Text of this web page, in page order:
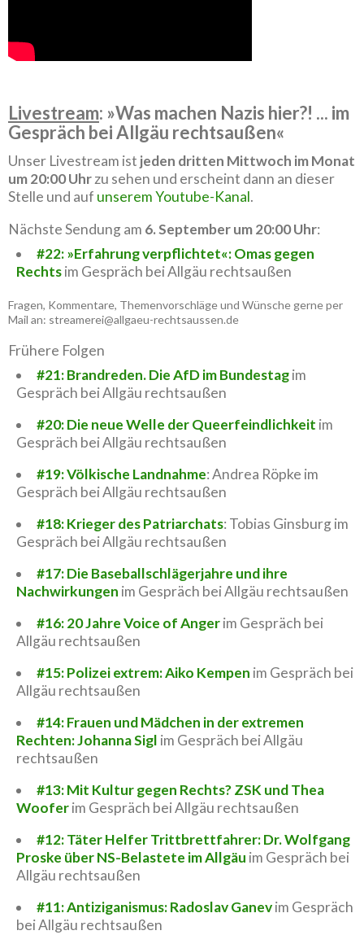
Livestream: »Was machen Nazis hier?! ... im
Gespräch bei Allgäu rechtsaußen«
Unser Livestream ist jeden dritten Mittwoch im Monat
um 20:00 Uhrzu sehen und erscheint dann an dieser
Stelle und auf unserem Youtube-Kanal.
Nächste Sendung am 6. September um 20:00 Uhr:
#22: »Erfahrung verpflichtet«: Omas gegen
Rechtsim Gespräch bei Allgäu rechtsaußen
Fragen, Kommentare, Themenvorschläge und Wünsche gerne per
Mail an: streamerei@allgaeu-rechtsaussen.de
Frühere Folgen
#21: Brandreden. Die AfD im Bundestagim
Gespräch bei Allgäu rechtsaußen
#20: Die neue Welle der Queerfeindlichkeit im
Gespräch bei Allgäu rechtsaußen
#19: Völkische Landnahme: Andrea Röpke im
Gespräch bei Allgäu rechtsaußen
#18: Krieger des Patriarchats: Tobias Ginsburg im
Gespräch bei Allgäu rechtsaußen
#17: Die Baseballschlägerjahre und ihre
Nachwirkungen im Gespräch bei Allgäu rechtsaußen
#16: 20 Jahre Voice of Angerim Gespräch bei
Allgäu rechtsaußen
#15: Polizei extrem: Aiko Kempen im Gespräch bei
Allgäu rechtsaußen
#14: Frauen und Mädchen in der extremen
Rechten: Johanna Sigl im Gespräch bei Allgäu
rechtsaußen
#13: Mit Kultur gegen Rechts? ZSK und Thea
Wooferim Gespräch bei Allgäu rechtsaußen
#12: Täter Helfer Trittbrettfahrer: Dr. Wolfgang
Proske über NS-Belastete im Allgäu im Gespräch bei
Allgäu rechtsaußen
#11: Antiziganismus: Radoslav Ganevim Gespräch
bei Allgäu rechtsaußen